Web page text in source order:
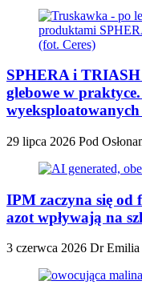
SPHERA i
glebowe w
29 lipca 2026 Pod
IPM zaczyna się od
azot wpływają na
3 czerwca 2026 Dr Emilia